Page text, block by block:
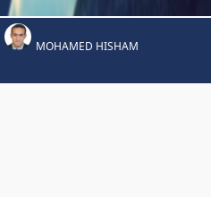
MOHAMED HISHAM